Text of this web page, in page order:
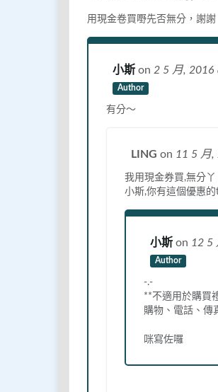
用現金卷買嘢先否無分，謝謝
小斯 on 2 5 月, 2016
Author
有分～
LING on 11 5 月,
我用現金券買,無分
小斯,你有這個優惠
小斯 on 12 5
Author
-.-
**不適用於購買
購物、電話、傳
咪寫佐囉